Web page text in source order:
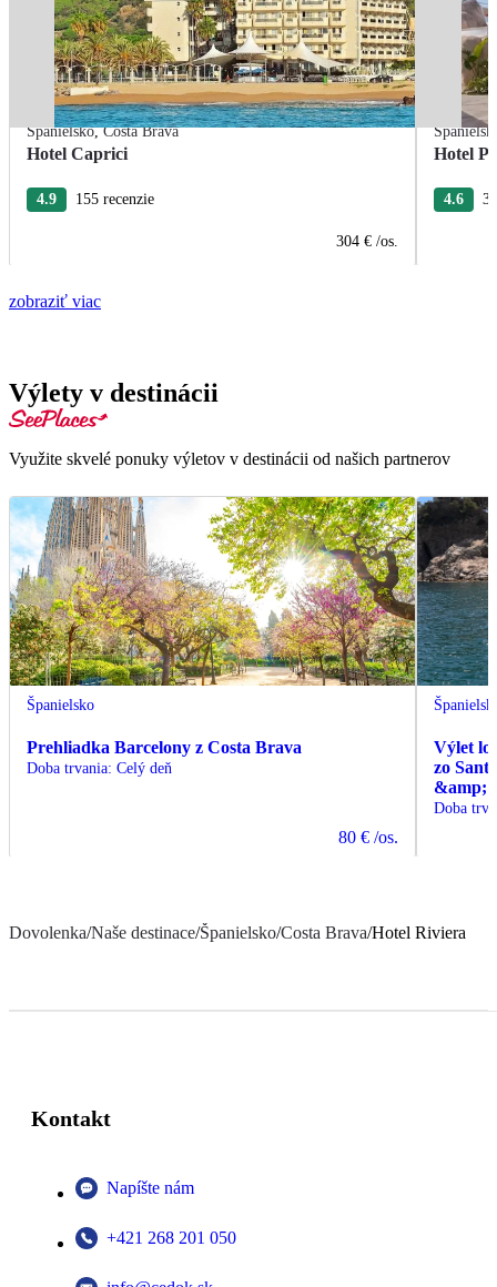
Španielsko,Costa Brava
Hotel Caprici
4.9 155 recenzie
304 € /os.
Hotel
4.6
zobraziť viac
Výlety v destinácii
Využite skvelé ponuky výletov v destinácii od našich partnerov
Španielsko
Prehliadka Barcelony z Costa Brava
Doba trvania: Celý deň
80 € /os.
Výlet
zo
&amp;
Doba
Dovolenka/Naše destinace/Španielsko/Costa Brava/Hotel Riviera
Kontakt
Napíšte nám
+421 268 201 050